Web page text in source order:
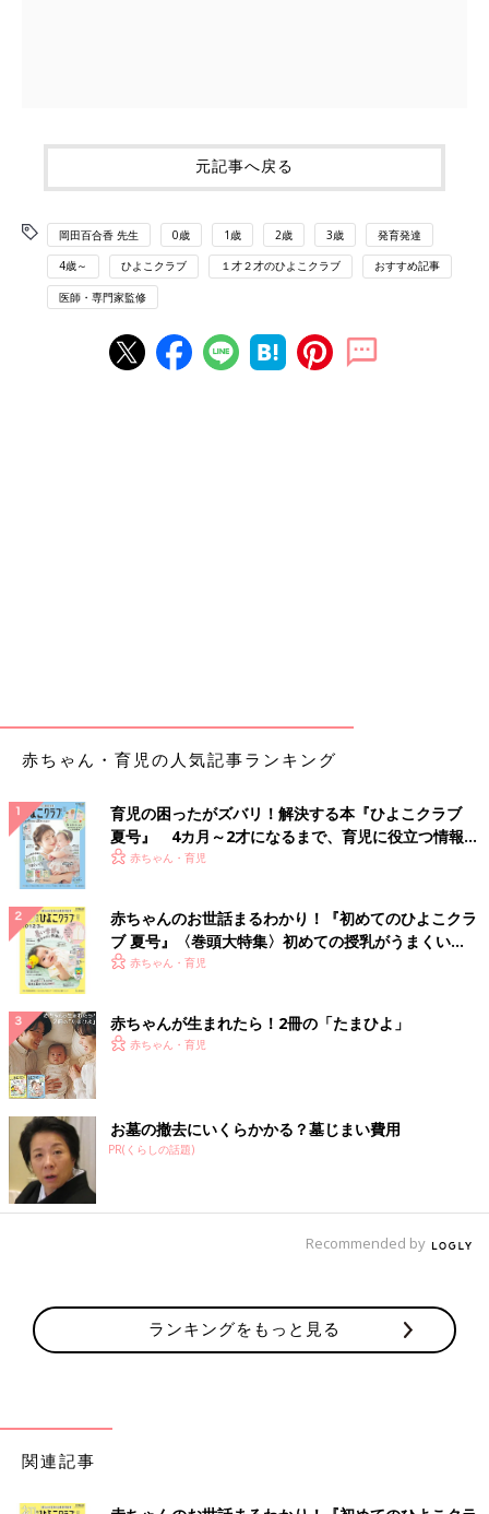
元記事へ戻る
岡田百合香 先生 0歳 1歳 2歳 3歳 発育発達
4歳～ ひよこクラブ １才２才のひよこクラブ おすすめ記事
医師・専門家監修
赤ちゃん・育児の人気記事ランキング
育児の困ったがズバリ！解決する本『ひよこクラブ
夏号』 4カ月～2才になるまで、育児に役立つ情報が
いっぱい！
赤ちゃん・育児
赤ちゃんのお世話まるわかり！『初めてのひよこクラ
ブ 夏号』〈巻頭大特集〉初めての授乳がうまくい
く！ おっぱい・ミルクの基本と夏のトラブル 解決テ
赤ちゃん・育児
赤ちゃんが生まれたら！2冊の「たまひよ」
赤ちゃん・育児
お墓の撤去にいくらかかる？墓じまい費用
PR(くらしの話題)
Recommended by
ランキングをもっと見る
関連記事